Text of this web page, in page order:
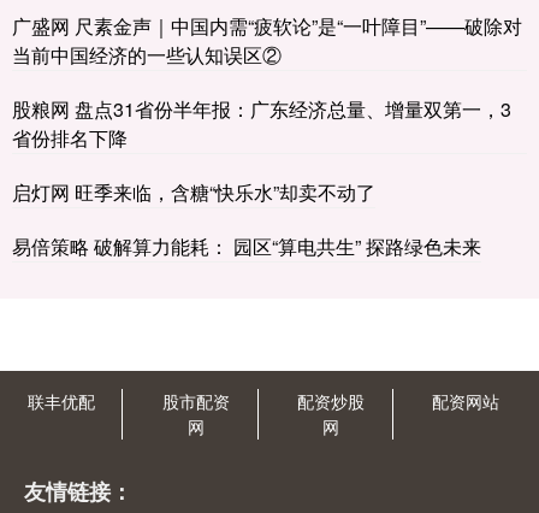
广盛网 尺素金声｜中国内需“疲软论”是“一叶障目”——破除对
当前中国经济的一些认知误区②
股粮网 盘点31省份半年报：广东经济总量、增量双第一，3
省份排名下降
启灯网 旺季来临，含糖“快乐水”却卖不动了
易倍策略 破解算力能耗： 园区“算电共生” 探路绿色未来
联丰优配
股市配资
网
配资炒股
网
配资网站
友情链接：